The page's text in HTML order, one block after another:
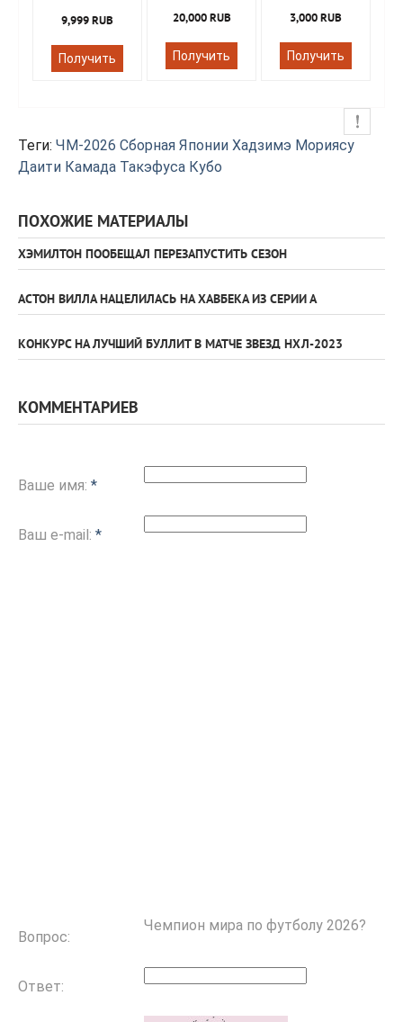
9,999 RUB
Получить
20,000 RUB
Получить
3,000 RUB
Получить
Теги: ЧМ-2026 Сборная Японии Хадзимэ Мориясу
Даити Камада Такэфуса Кубо
ПОХОЖИЕ МАТЕРИАЛЫ
ХЭМИЛТОН ПООБЕЩАЛ ПЕРЕЗАПУСТИТЬ СЕЗОН
АСТОН ВИЛЛА НАЦЕЛИЛАСЬ НА ХАВБЕКА ИЗ СЕРИИ А
КОНКУРС НА ЛУЧШИЙ БУЛЛИТ В МАТЧЕ ЗВЕЗД НХЛ-2023
КОММЕНТАРИЕВ
Ваше имя: *
Ваш e-mail: *
Вопрос:
Чемпион мира по футболу 2026?
Ответ: